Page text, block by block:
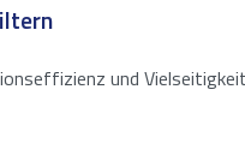
E-Mail
Geben Sie Ihre Daten ein,
und